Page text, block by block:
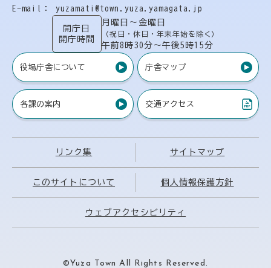
E-mail： yuzamati@town.yuza.yamagata.jp
開庁日
開庁時間
月曜日〜金曜日
（祝日・休日・年末年始を除く）
午前8時30分〜午後5時15分
役場庁舎について 庁舎マップ
各課の案内 交通アクセス
（PDF）
リンク集 サイトマップ
このサイトについて 個人情報保護方針
ウェブアクセシビリティ
©Yuza Town All Rights Reserved.